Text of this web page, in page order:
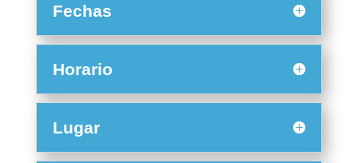
Fechas
Horario
Lugar